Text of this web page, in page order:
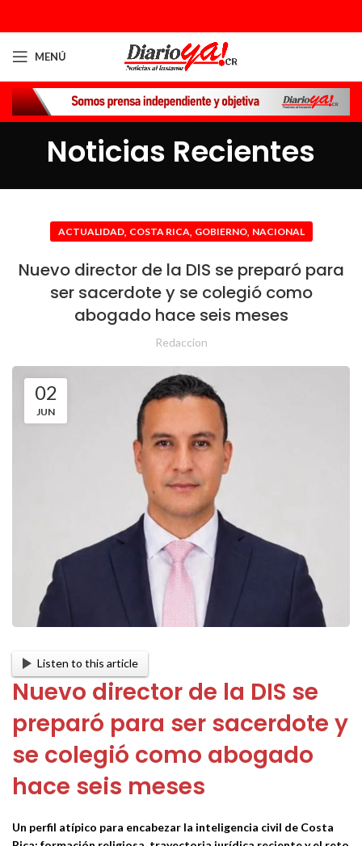
MENÚ
Noticias Recientes
ACTUALIDAD, COSTA RICA, GOBIERNO, NACIONAL
Nuevo director de la DIS se preparó para
ser sacerdote y se colegió como
abogado hace seis meses
Redaccion
02
JUN
Listen to this article
Nuevo director de la DIS se
preparó para ser sacerdote y
se colegió como abogado
hace seis meses
Un perfil atípico para encabezar la inteligencia civil de Costa